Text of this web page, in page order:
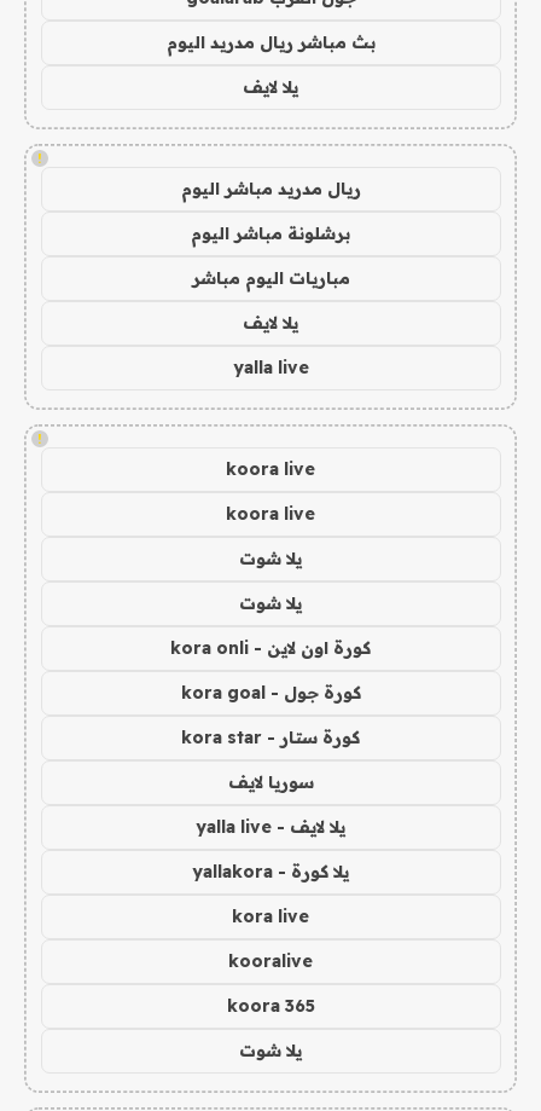
بث مباشر ريال مدريد اليوم
يلا لايف
!
ريال مدريد مباشر اليوم
برشلونة مباشر اليوم
مباريات اليوم مباشر
يلا لايف
yalla live
!
koora live
koora live
يلا شوت
يلا شوت
كورة اون لاين - kora onli
كورة جول - kora goal
كورة ستار - kora star
سوريا لايف
يلا لايف - yalla live
يلا كورة - yallakora
kora live
kooralive
koora 365
يلا شوت